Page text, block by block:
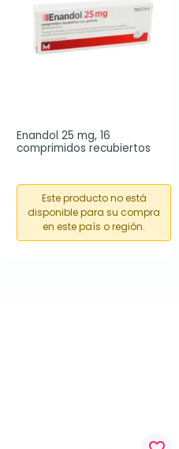
Enandol 25 mg, 16
comprimidos recubiertos
Este producto no está
disponible para su compra
en este país o región.